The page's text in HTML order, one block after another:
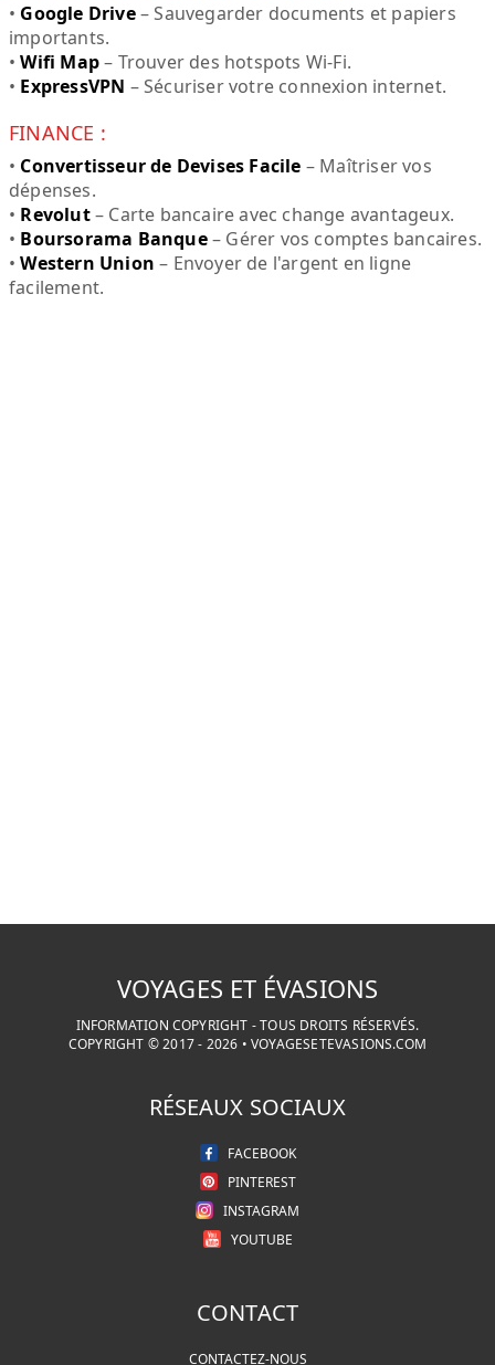
• Google Drive– Sauvegarder documents et papiers
importants.
•Wifi Map– Trouver des hotspots Wi-Fi.
• ExpressVPN – Sécuriser votre connexion internet.
FINANCE :
• Convertisseur de Devises Facile – Maîtriser vos
dépenses.
• Revolut– Carte bancaire avec change avantageux.
• Boursorama Banque– Gérer vos comptes bancaires.
•Western Union – Envoyer de l'argent en ligne
facilement.
VOYAGES ET ÉVASIONS
INFORMATION COPYRIGHT - TOUS DROITS RÉSERVÉS.
COPYRIGHT © 2017 - 2026 •VOYAGESETEVASIONS.COM
RÉSEAUX SOCIAUX
FACEBOOK
PINTEREST
INSTAGRAM
YOUTUBE
CONTACT
CONTACTEZ-NOUS